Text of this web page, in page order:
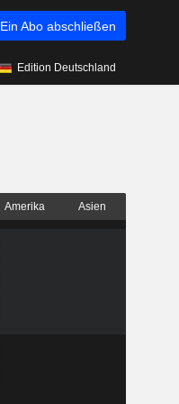
Ein Abo abschließen
Edition Deutschland
Amerika Asien